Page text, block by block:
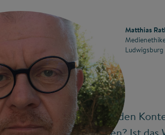
Matthias
Ludwigsburg
die Artikel, die auf den